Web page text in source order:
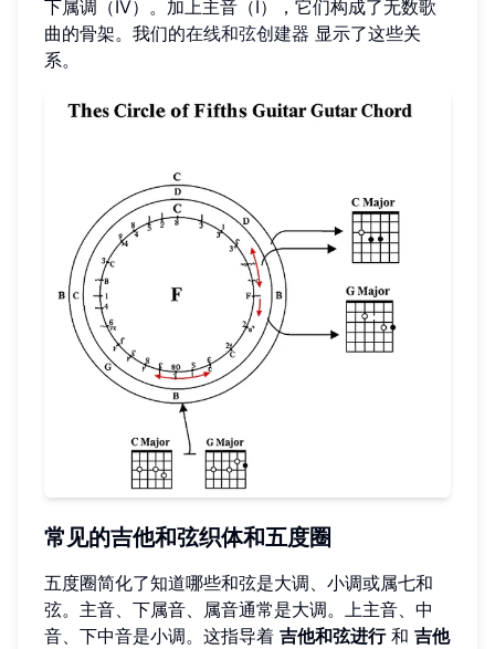
下属调（IV）。加上主音（I），它们构成了无数歌
曲的骨架。我们的在线和弦创建器 显示了这些关
系。
常见的吉他和弦织体和五度圈
五度圈简化了知道哪些和弦是大调、小调或属七和
弦。主音、下属音、属音通常是大调。上主音、中
音、下中音是小调。这指导着 吉他和弦进行和 吉他